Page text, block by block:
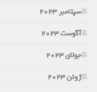
سپتامبر 2023
آگوست 2023
جولای 2023
ژوئن 2023